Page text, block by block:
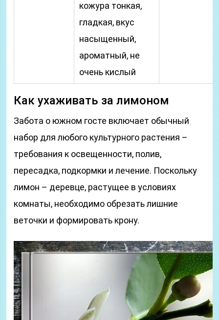
кожура тонкая,
гладкая, вкус
насыщенный,
ароматный, не
очень кислый
Как ухаживать за лимоном
Забота о южном госте включает обычный
набор для любого культурного растения –
требования к освещенности, полив,
пересадка, подкормки и лечение. Поскольку
лимон – деревце, растущее в условиях
комнаты, необходимо обрезать лишние
веточки и формировать крону.